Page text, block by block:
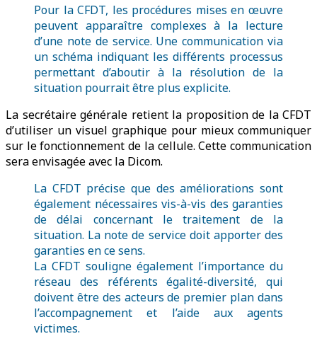
Pour la CFDT, les procédures mises en œuvre
peuvent apparaître complexes à la lecture
d’une note de service. Une communication via
un schéma indiquant les différents processus
permettant d’aboutir à la résolution de la
situation pourrait être plus explicite.
La secrétaire générale retient la proposition de la CFDT
d’utiliser un visuel graphique pour mieux communiquer
sur le fonctionnement de la cellule. Cette communication
sera envisagée avec la Dicom.
La CFDT précise que des améliorations sont
également nécessaires vis-à-vis des garanties
de délai concernant le traitement de la
situation. La note de service doit apporter des
garanties en ce sens.
La CFDT souligne également l’importance du
réseau des référents égalité-diversité, qui
doivent être des acteurs de premier plan dans
l’accompagnement et l’aide aux agents
victimes.